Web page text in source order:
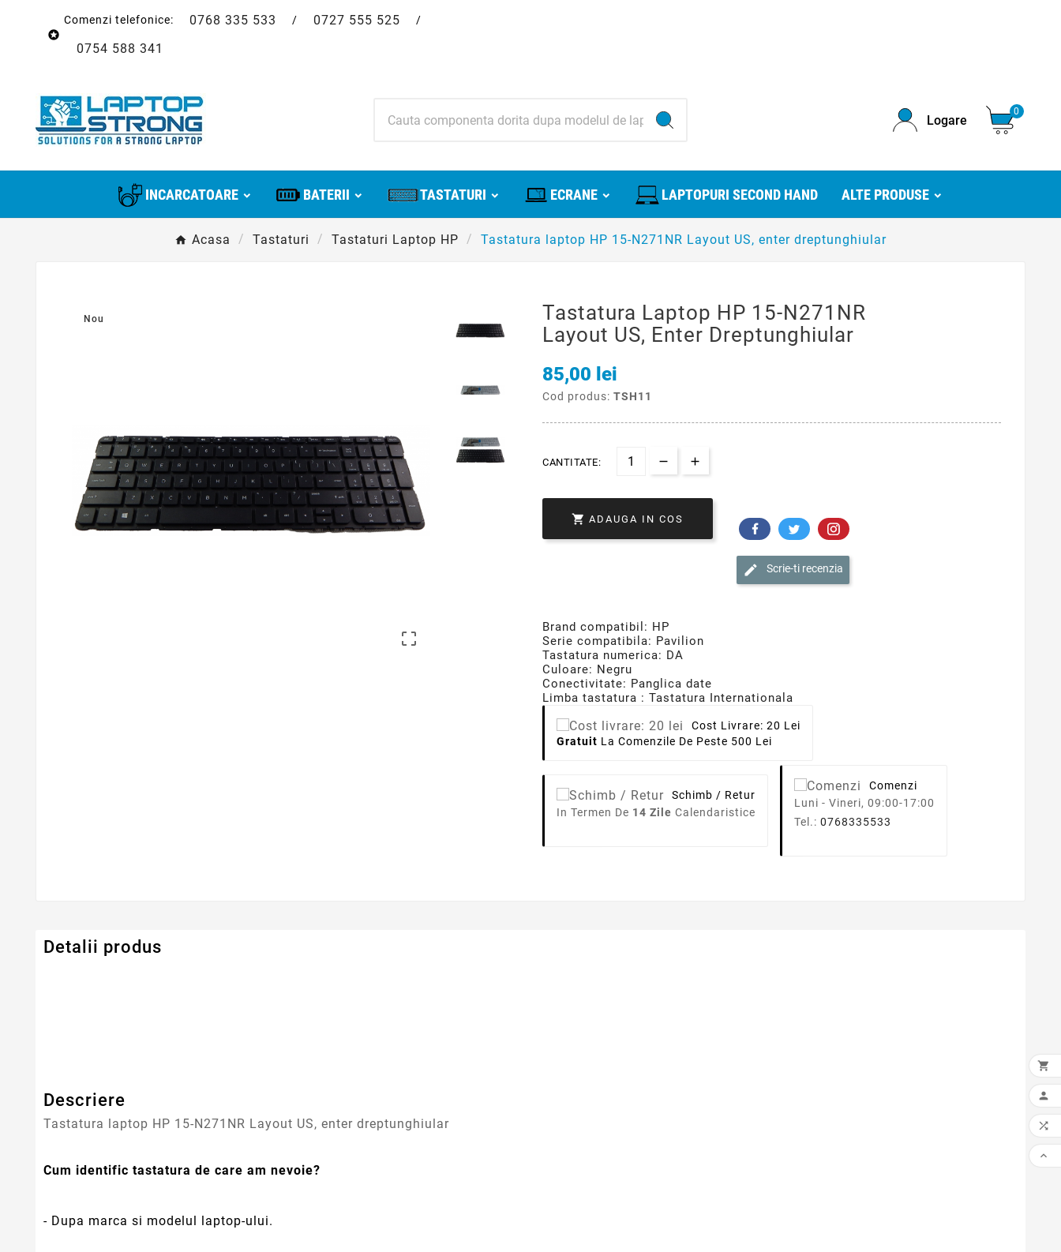

Comenzi telefonice: 0768 335 533 / 0727 555 525 /
0754 588 341
Logare
0
INCARCATOARE BATERII TASTATURI ECRANE LAPTOPURI SECOND HAND ALTE PRODUSE
Acasa Tastaturi Tastaturi Laptop HP Tastatura laptop HP 15-N271NR Layout US, enter dreptunghiular
Nou

Tastatura Laptop HP 15-N271NR
Layout US, Enter Dreptunghiular
85,00 lei
Cod produs: TSH11
CANTITATE:
 ADAUGA IN COS
Scrie-ti recenzia
Brand compatibil: HP
Serie compatibila: Pavilion
Tastatura numerica: DA
Culoare: Negru
Conectivitate: Panglica date
Limba tastatura : Tastatura Internationala
Cost Livrare: 20 Lei
Gratuit La Comenzile De Peste 500 Lei
Schimb / Retur
In Termen De 14 Zile Calendaristice
Comenzi
Luni - Vineri, 09:00-17:00
Tel.: 0768335533
Detalii produs
Descriere
Tastatura laptop HP 15-N271NR Layout US, enter dreptunghiular
Cum identific tastatura de care am nevoie?
- Dupa marca si modelul laptop-ului.



